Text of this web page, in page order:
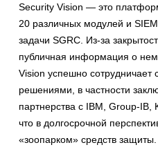
Security Vision — это
20 различных модулей и
задачи SGRC. Из-за
публичная информация о
Vision успешно сотрудничает
решениями, в частности
партнерства с IBM, Group-
что в долгосрочной
«зоопарком» средств защиты.